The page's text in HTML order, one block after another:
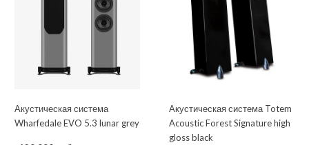
Акустическая система
Wharfedale EVO 5.3 lunar grey
Акустическая система Totem
Acoustic Forest Signature high
gloss black